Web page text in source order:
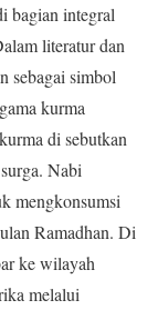
bagian integral
literatur dan
sebagai simbol
kurma
di sebutkan
Nabi
mengkonsumsi
Ramadhan. Di
ke wilayah
melalui